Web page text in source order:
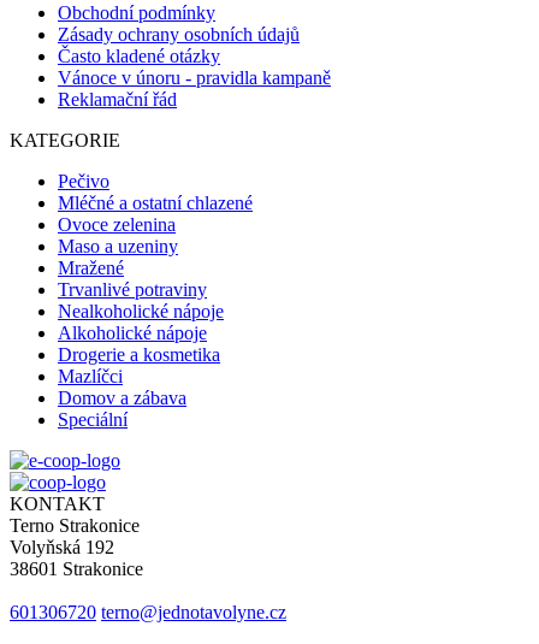
Obchodní podmínky
Zásady ochrany osobních údajů
Často kladené otázky
Vánoce v únoru - pravidla kampaně
Reklamační řád
KATEGORIE
Pečivo
Mléčné a ostatní chlazené
Ovoce zelenina
Maso a uzeniny
Mražené
Trvanlivé potraviny
Nealkoholické nápoje
Alkoholické nápoje
Drogerie a kosmetika
Mazlíčci
Domov a zábava
Speciální
KONTAKT
Terno Strakonice
Volyňská 192
38601 Strakonice
601306720 terno@jednotavolyne.cz